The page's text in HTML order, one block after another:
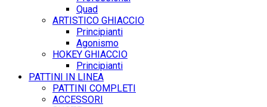
Quad
ARTISTICO GHIACCIO
Principianti
Agonismo
HOKEY GHIACCIO
Principianti
PATTINI IN LINEA
PATTINI COMPLETI
ACCESSORI